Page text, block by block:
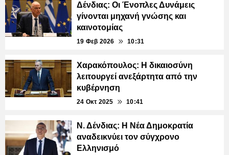
Δένδιας: Οι Ένοπλες Δυνάμεις
γίνονται μηχανή γνώσης και
καινοτομίας
19 Φεβ 2026 10:31
Χαρακόπουλος: Η δικαιοσύνη
λειτουργεί ανεξάρτητα από την
κυβέρνηση
24 Οκτ 2025 10:41
Ν. Δένδιας: Η Νέα Δημοκρατία
αναδεικνύει τον σύγχρονο
Ελληνισμό